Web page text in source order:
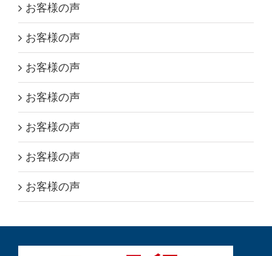
お客様の声
お客様の声
お客様の声
お客様の声
お客様の声
お客様の声
お客様の声